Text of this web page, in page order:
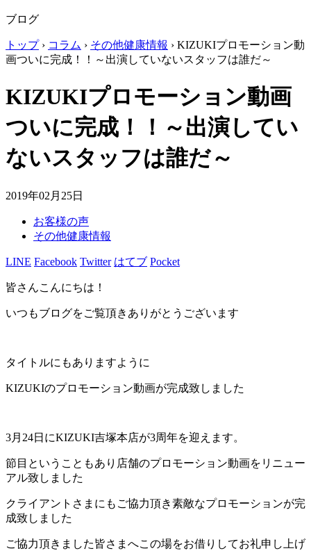
ブログ
トップ› コラム › その他健康情報 › KIZUKIプロモーション動
画ついに完成！！～出演していないスタッフは誰だ～
KIZUKIプロモーション動画
ついに完成！！～出演してい
ないスタッフは誰だ～
2019年02月25日
お客様の声
その他健康情報
LINE Facebook Twitter はてブ Pocket
皆さんこんにちは！
いつもブログをご覧頂きありがとうございます
タイトルにもありますように
KIZUKIのプロモーション動画が完成致しました
3月24日にKIZUKI吉塚本店が3周年を迎えます。
節目ということもあり店舗のプロモーション動画をリニュー
アル致しました
クライアントさまにもご協力頂き素敵なプロモーションが完
成致しました
ご協力頂きました皆さまへこの場をお借りしてお礼申し上げ